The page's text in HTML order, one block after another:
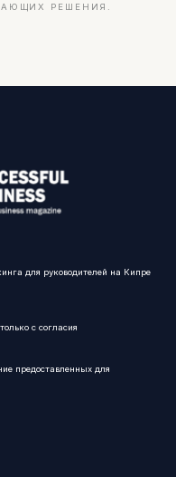
РЕШЕНИЯ.
для руководителей на Кипре
с согласия
предоставленных для